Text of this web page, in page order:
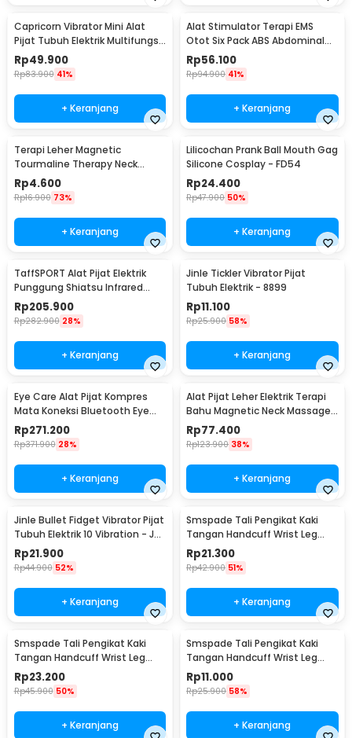
Capricorn Vibrator Mini Alat
Pijat Tubuh Elektrik Multifungsi
- EL-025
Rp49.900
Rp83.900 41%
+ Keranjang
Alat Stimulator Terapi EMS
Otot Six Pack ABS Abdominal
Muscle - 068R2
Rp56.100
Rp94.900 41%
+ Keranjang
Terapi Leher Magnetic
Tourmaline Therapy Neck
Massager - DA-3484
Rp4.600
Rp16.900 73%
+ Keranjang
Lilicochan Prank Ball Mouth Gag
Silicone Cosplay - FD54
Rp24.400
Rp47.900 50%
+ Keranjang
TaffSPORT Alat Pijat Elektrik
Punggung Shiatsu Infrared
Massager - 608
Rp205.900
Rp282.900 28%
+ Keranjang
Jinle Tickler Vibrator Pijat
Tubuh Elektrik - 8899
Rp11.100
Rp25.900 58%
+ Keranjang
Eye Care Alat Pijat Kompres
Mata Koneksi Bluetooth Eye
Massager - H500
Rp271.200
Rp371.900 28%
+ Keranjang
Alat Pijat Leher Elektrik Terapi
Bahu Magnetic Neck Massager
- HX-5880
Rp77.400
Rp123.900 38%
+ Keranjang
Jinle Bullet Fidget Vibrator Pijat
Tubuh Elektrik 10 Vibration - J-
010
Rp21.900
Rp44.900 52%
+ Keranjang
Smspade Tali Pengikat Kaki
Tangan Handcuff Wrist Leg
BDSM - PCT4
Rp21.300
Rp42.900 51%
+ Keranjang
Smspade Tali Pengikat Kaki
Tangan Handcuff Wrist Leg
BDSM - 00632
Rp23.200
Rp45.900 50%
+ Keranjang
Smspade Tali Pengikat Kaki
Tangan Handcuff Wrist Leg
BDSM Bondage - PCT6
Rp11.000
Rp25.900 58%
+ Keranjang